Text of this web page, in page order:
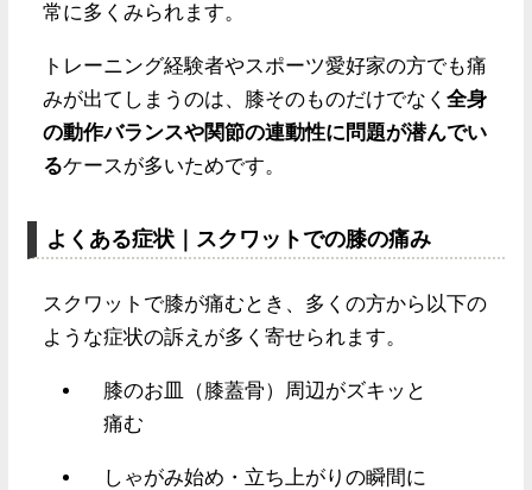
常に多くみられます。
トレーニング経験者やスポーツ愛好家の方でも痛
みが出てしまうのは、膝そのものだけでなく 全身
の動作バランスや関節の連動性に問題が潜んでい
るケースが多いためです。
よくある症状｜スクワットでの膝の痛み
スクワットで膝が痛むとき、多くの方から以下の
ような症状の訴えが多く寄せられます。
膝のお皿（膝蓋骨）周辺がズキッと
痛む
しゃがみ始め・立ち上がりの瞬間に